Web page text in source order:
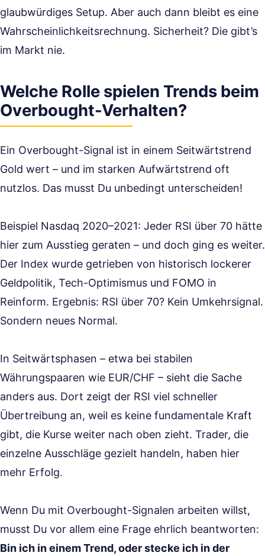
glaubwürdiges Setup. Aber auch dann bleibt es eine
Wahrscheinlichkeitsrechnung. Sicherheit? Die gibt’s
im Markt nie.
Welche Rolle spielen Trends beim
Overbought-Verhalten?
Ein Overbought-Signal ist in einem Seitwärtstrend
Gold wert – und im starken Aufwärtstrend oft
nutzlos. Das musst Du unbedingt unterscheiden!
Beispiel Nasdaq 2020–2021: Jeder RSI über 70 hätte
hier zum Ausstieg geraten – und doch ging es weiter.
Der Index wurde getrieben von historisch lockerer
Geldpolitik, Tech-Optimismus und FOMO in
Reinform. Ergebnis: RSI über 70? Kein Umkehrsignal.
Sondern neues Normal.
In Seitwärtsphasen – etwa bei stabilen
Währungspaaren wie EUR/CHF – sieht die Sache
anders aus. Dort zeigt der RSI viel schneller
Übertreibung an, weil es keine fundamentale Kraft
gibt, die Kurse weiter nach oben zieht. Trader, die
einzelne Ausschläge gezielt handeln, haben hier
mehr Erfolg.
Wenn Du mit Overbought-Signalen arbeiten willst,
musst Du vor allem eine Frage ehrlich beantworten:
Bin ich in einem Trend, oder stecke ich in der